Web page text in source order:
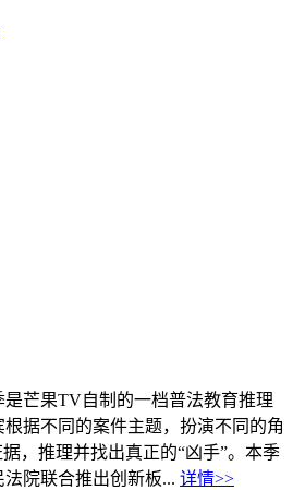
是芒果TV自制的一档普法教育推理
据不同的案件主题，扮演不同的角
，推理并找出真正的“凶手”。本季
法院联合推出创新板... 详情>>